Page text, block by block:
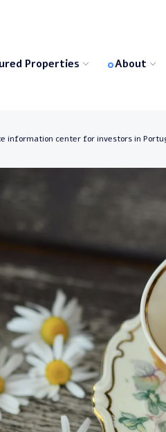
Properties About
information center for investors in